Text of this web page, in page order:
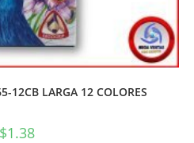
12CB LARGA 12 COLORES
$1.38